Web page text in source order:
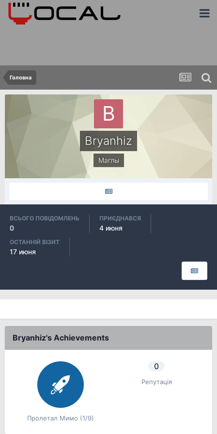
Головна
Bryanhiz
Маглы
ВСЬОГО ПОВІДОМЛЕНЬ
0
ПРИЄДНАВСЯ
4 июня
ОСТАННІЙ ВІЗИТ
17 июня
Bryanhiz's Achievements
Пролетал Мимо (1/9)
0
Репутація